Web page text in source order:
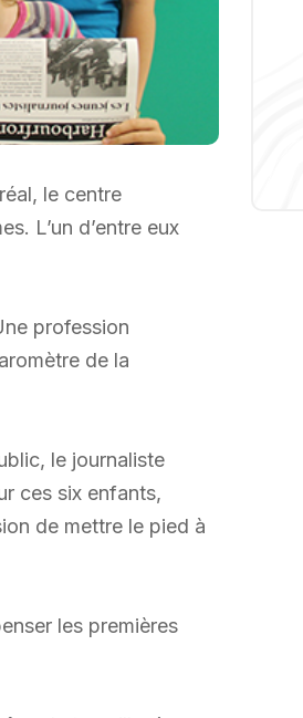
le centre
L’un d’entre eux
profession
de la
le journaliste
ces six enfants,
de mettre le pied à
les premières